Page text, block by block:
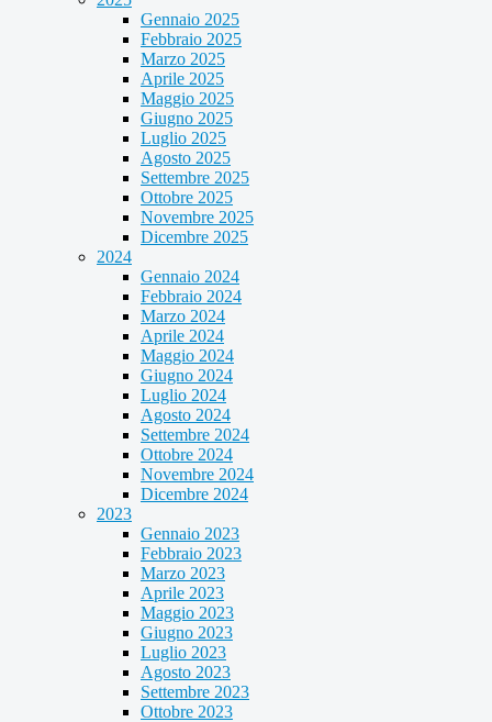
Gennaio 2025
Febbraio 2025
Marzo 2025
Aprile 2025
Maggio 2025
Giugno 2025
Luglio 2025
Agosto 2025
Settembre 2025
Ottobre 2025
Novembre 2025
Dicembre 2025
2024
Gennaio 2024
Febbraio 2024
Marzo 2024
Aprile 2024
Maggio 2024
Giugno 2024
Luglio 2024
Agosto 2024
Settembre 2024
Ottobre 2024
Novembre 2024
Dicembre 2024
2023
Gennaio 2023
Febbraio 2023
Marzo 2023
Aprile 2023
Maggio 2023
Giugno 2023
Luglio 2023
Agosto 2023
Settembre 2023
Ottobre 2023